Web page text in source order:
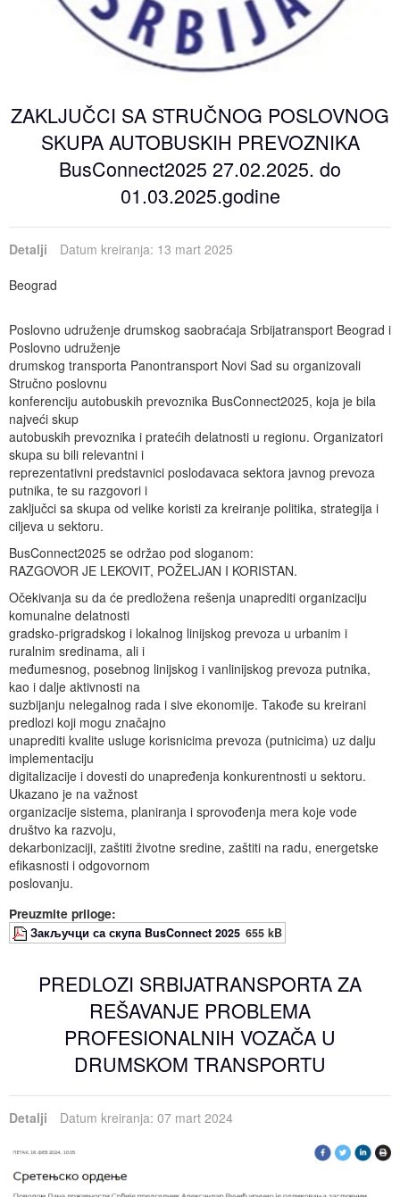
Fotografije
Događaji
Skupština udruženja
Siva ekonomija
Savetnici
Marketing
Zastupanje i posredovanje
Fakultet tehničkih nauka Novi Sad
Skupovi i konferencije
ZAKLJUČCI SA STRUČNOG POSLOVNOG
SKUPA AUTOBUSKIH PREVOZNIKA
BusConnect2025 27.02.2025. do
01.03.2025.godine
Detalji
Datum kreiranja: 13 mart 2025
Beograd
Poslovno udruženje drumskog saobraćaja Srbijatransport Beograd i
Poslovno udruženje
drumskog transporta Panontransport Novi Sad su organizovali
Stručno poslovnu
konferenciju autobuskih prevoznika BusConnect2025, koja je bila
najveći skup
autobuskih prevoznika i pratećih delatnosti u regionu. Organizatori
skupa su bili relevantni i
reprezentativni predstavnici poslodavaca sektora javnog prevoza
putnika, te su razgovori i
zaključci sa skupa od velike koristi za kreiranje politika, strategija i
ciljeva u sektoru.
BusConnect2025 se održao pod sloganom:
RAZGOVOR JE LEKOVIT, POŽELJAN I KORISTAN.
Očekivanja su da će predložena rešenja unaprediti organizaciju
komunalne delatnosti
gradsko-prigradskog i lokalnog linijskog prevoza u urbanim i
ruralnim sredinama, ali i
međumesnog, posebnog linijskog i vanlinijskog prevoza putnika,
kao i dalje aktivnosti na
suzbijanju nelegalnog rada i sive ekonomije. Takođe su kreirani
predlozi koji mogu značajno
unaprediti kvalite usluge korisnicima prevoza (putnicima) uz dalju
implementaciju
digitalizacije i dovesti do unapređenja konkurentnosti u sektoru.
Ukazano je na važnost
organizacije sistema, planiranja i sprovođenja mera koje vode
društvo ka razvoju,
dekarbonizaciji, zaštiti životne sredine, zaštiti na radu, energetske
efikasnosti i odgovornom
poslovanju.
Preuzmite priloge:
Закључци са скупа BusConnect 2025 655 kB
PREDLOZI SRBIJATRANSPORTA ZA
REŠAVANJE PROBLEMA
PROFESIONALNIH VOZAČA U
DRUMSKOM TRANSPORTU
Detalji Datum kreiranja: 07 mart 2024